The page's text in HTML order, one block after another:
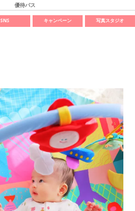
優待パス
SNS キャンペーン 写真スタジオ